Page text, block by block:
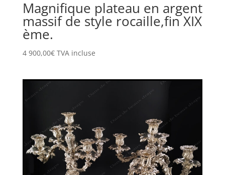
Magnifique plateau en argent
massif de style rocaille,fin XIX
ème.
4 900,00€ TVA incluse